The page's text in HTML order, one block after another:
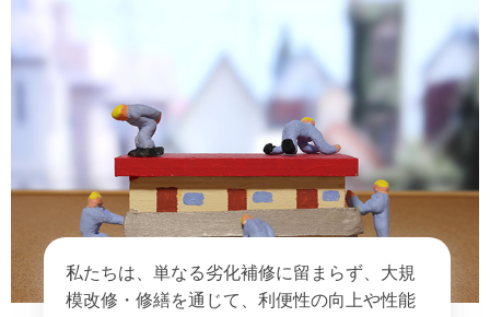
私たちは、単なる劣化補修に留まらず、大規
模改修・修繕を通じて、利便性の向上や性能